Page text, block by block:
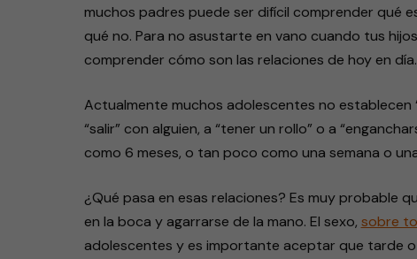
muchos padres puede ser difícil comprender qué
qué no. Para no asustarte en vano cuando tus
comprender cómo son las relaciones de hoy en día.
Actualmente muchos adolescentes no establecen
“salir” con alguien, a “tener un rollo” o a
como 6 meses, o tan poco como una semana o
¿Qué pasa en esas relaciones? Es muy probable
en la boca y agarrarse de la mano. El sexo, sobre
adolescentes y es importante aceptar que tarde